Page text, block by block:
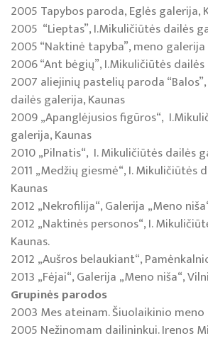
2005 Tapybos paroda, Eglės galerija,
2005 “Lieptas”, I.Mikuličiūtės dailės
2005 “Naktinė tapyba”, meno galerija
2006 “Ant bėgių”, I.Mikuličiūtės
2007 aliejinių pastelių paroda
dailės galerija, Kaunas
2009 „Apanglėjusios figūros“,
galerija, Kaunas
2010 „Pilnatis“, I. Mikuličiūtės dailės
2011 „Medžių giesmė“, I. Mikuličiūtės
Kaunas
2012 „Nekrofilija“, Galerija „Meno
2012 „Naktinės personos“, I.
Kaunas.
2012 „Aušros belaukiant“,
2013 „Fėjai“, Galerija „Meno niša“,
Grupinės parodos
2003 Mes ateinam. Šiuolaikinio
2005 Nežinomam dailininkui. Irenos